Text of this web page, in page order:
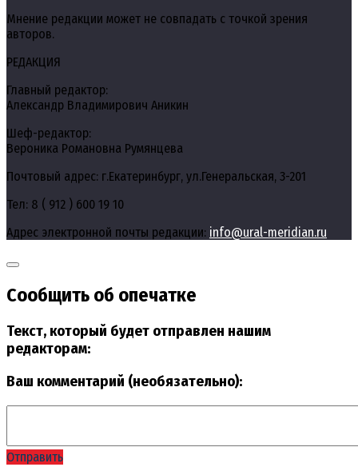
Мнение редакции может не совпадать с точкой зрения
авторов.
РЕДАКЦИЯ
Главный редактор:
Александр Владимирович Аникин
Шеф-редактор:
Вероника Романовна Румянцева
Почтовый адрес: г.Екатеринбург, ул.Генеральская, 3-201
Тел: 8 ( 912 ) 600 19 10
Адрес электронной почты редакции: info@ural-meridian.ru
Сообщить об опечатке
Текст, который будет отправлен нашим
редакторам:
Ваш комментарий (необязательно):
Отправить